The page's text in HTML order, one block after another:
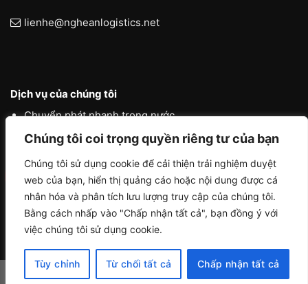
Chúng tôi coi trọng quyền riêng tư của bạn
Chúng tôi sử dụng cookie để cải thiện trải nghiệm duyệt
web của bạn, hiển thị quảng cáo hoặc nội dung được cá
nhân hóa và phân tích lưu lượng truy cập của chúng tôi.
Bằng cách nhấp vào "Chấp nhận tất cả", bạn đồng ý với
việc chúng tôi sử dụng cookie.
Tùy chỉnh Từ chối tất cả Chấp nhận tất cả
lienhe@ngheanlogistics.net
Dịch vụ của chúng tôi
Chuyển phát nhanh trong nước
Chuyển phát nhanh quốc tế
Liên vận quốc tế
Logistics vận tải nội địa
Copyright 2026 ©NGHE AN LOGISTICS by ACHAU MEDIA